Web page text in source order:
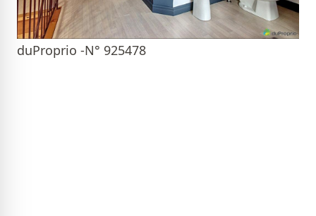
duProprio -N° 925478